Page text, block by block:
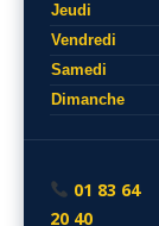
Jeudi
Vendredi
Samedi
Dimanche
01 83 64
20 40